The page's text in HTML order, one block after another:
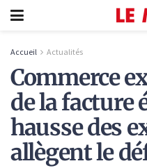
Accueil Actualités
Commerce
de la facture
hausse des
allègent le